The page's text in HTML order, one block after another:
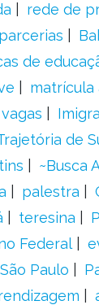
rede de
parcerias
de
matrícula
vagas
de
~Busca
palestra
teresina
Federal
São Paulo